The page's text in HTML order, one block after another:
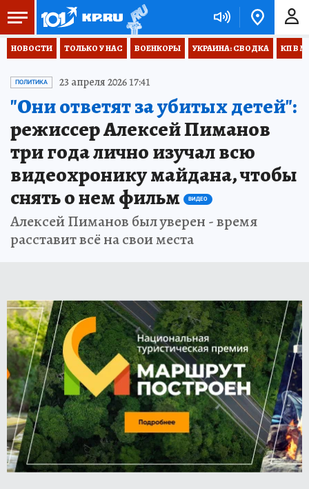
НОВОСТИ ТОЛЬКО У НАС ВОЕНКОРЫ УКРАИНА: СВОДКА КП В
ПОЛИТИКА 23 апреля 2026 17:41
"Они ответят за убитых детей":
режиссер Алексей Пиманов
три года лично изучал всю
видеохронику майдана, чтобы
снять о нем фильм
ВИДЕО
Алексей Пиманов был уверен - время
расставит всё на свои места